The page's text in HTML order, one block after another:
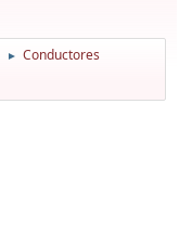
► Conductores